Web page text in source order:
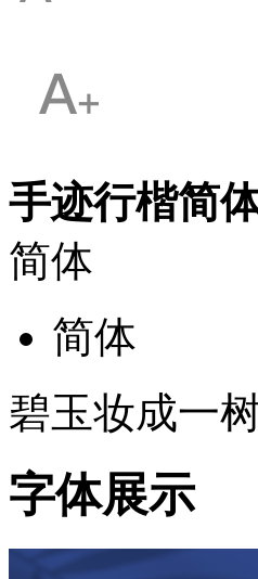
手迹行楷简
简体
简体
碧玉妆成一
字体展示